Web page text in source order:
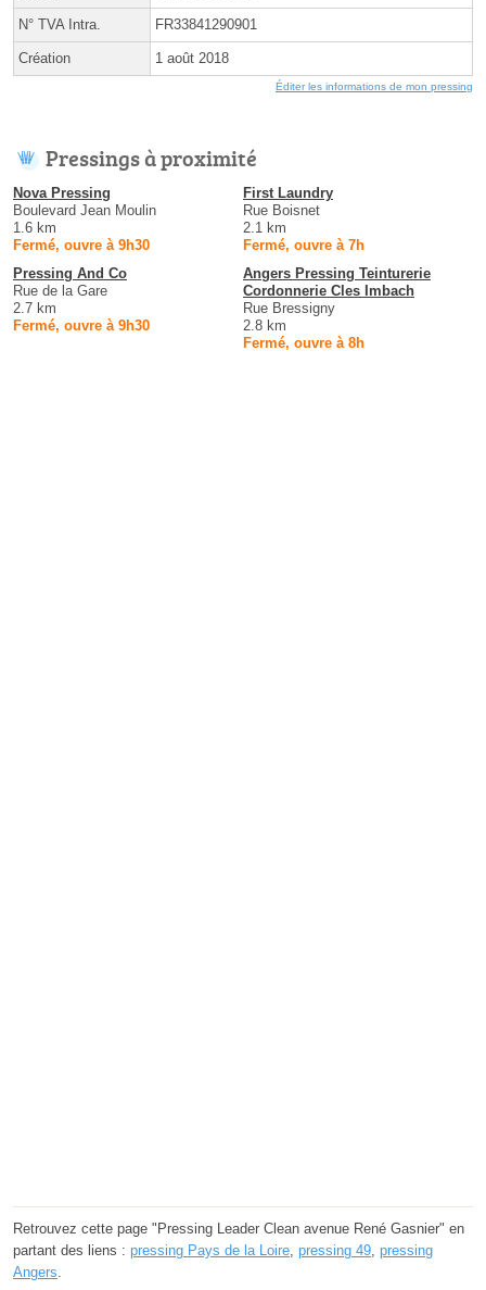
N° TVA Intra. FR33841290901
Création 1 août 2018
Éditer les informations de mon pressing
Pressings à proximité
Nova Pressing
Boulevard Jean Moulin
1.6 km
Fermé, ouvre à 9h30
First Laundry
Rue Boisnet
2.1 km
Fermé, ouvre à 7h
Pressing And Co
Rue de la Gare
2.7 km
Fermé, ouvre à 9h30
Angers Pressing Teinturerie
Cordonnerie Cles Imbach
Rue Bressigny
2.8 km
Fermé, ouvre à 8h
Retrouvez cette page "Pressing Leader Clean avenue René Gasnier" en
partant des liens : pressing Pays de la Loire pressing 49 pressing
Angers